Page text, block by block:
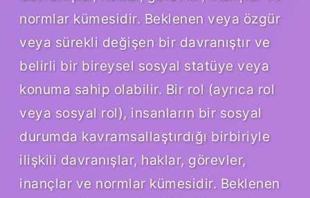
normlar kümesidir. Beklenen veya özgür
veya sürekli değişen bir davranıştır ve
belirli bir bireysel sosyal statüye veya
konuma sahip olabilir. Bir rol (ayrıca rol
veya sosyal rol), insanların bir sosyal
durumda kavramsallaştırdığı birbiriyle
ilişkili davranışlar, haklar, görevler,
inançlar ve normlar kümesidir. Beklenen